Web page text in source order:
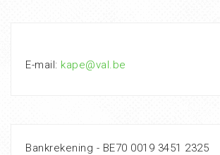
E-mail: kape@val.be
Bankrekening - BE70 0019 3451 2325